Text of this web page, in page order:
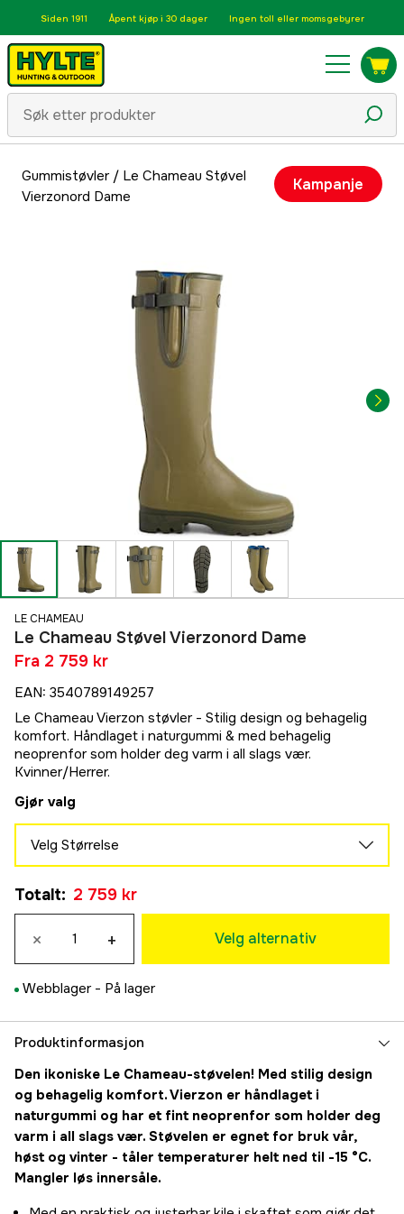
Siden 1911 Åpent kjøp i 30 dager Ingen toll eller momsgebyrer
Gummistøvler/ Le Chameau Støvel
Vierzonord Dame
Kampanje
LE CHAMEAU
Le Chameau Støvel Vierzonord Dame
Fra 2 759 kr
EAN: 3540789149257
Le Chameau Vierzon støvler - Stilig design og behagelig
komfort. Håndlaget i naturgummi & med behagelig
neoprenfor som holder deg varm i all slags vær.
Kvinner/Herrer.
Gjør valg
Velg Størrelse
2 759 kr
36
2 759 kr
2 759 kr
2 759 kr
39
40
2 759 kr
41
2 759 kr
42
2 759 kr
Totalt: 2 759 kr
× + Velg alternativ
Webblager - På lager
Produktinformasjon
Den ikoniske Le Chameau-støvelen! Med stilig design
og behagelig komfort. Vierzon er håndlaget i
naturgummi og har et fint neoprenfor som holder deg
varm i all slags vær. Støvelen er egnet for bruk vår,
høst og vinter - tåler temperaturer helt ned til -15 °C.
Mangler løs innersåle.